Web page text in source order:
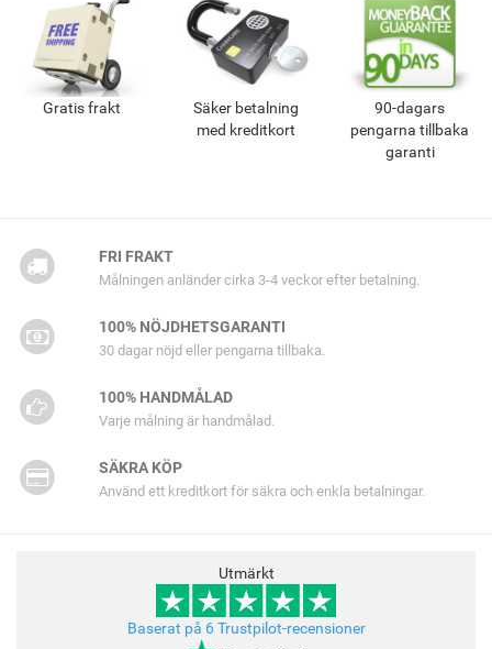
Gratis frakt
Säker betalning
med kreditkort
90-dagars
pengarna tillbaka
garanti
FRI FRAKT
Målningen anländer cirka 3-4 veckor efter betalning.
100% NÖJDHETSGARANTI
30 dagar nöjd eller pengarna tillbaka.
100% HANDMÅLAD
Varje målning är handmålad.
SÄKRA KÖP
Använd ett kreditkort för säkra och enkla betalningar.
Utmärkt
Baserat på 6 Trustpilot-recensioner